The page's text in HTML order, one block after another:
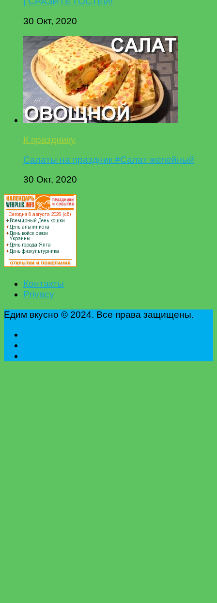
30 Окт, 2020
К празднику
Салаты на праздник #Салат желейный
30 Окт, 2020
Контакты
Privacy
Едим вкусно © 2024. Все права защищены.